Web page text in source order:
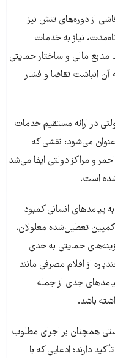
از دوره‌های تنش نیز
نیاز به خدمات
منابع مالی و ساختار حمایتی
انباشت تقاضا و فشار
در ارائه مستقیم خدمات
می‌شود؛ نقشی که
و مراکز دولتی ایفا می‌شد
است.
پیامدهای انسانی کمبود
کمپین تعطیل‌شده معلولان،
حمایتی به حدی
از اقلام مصرفی مانند
جدی از جمله
باشد.
همچنان بر اجرای مطلوب
دارند؛ ادعایی که با